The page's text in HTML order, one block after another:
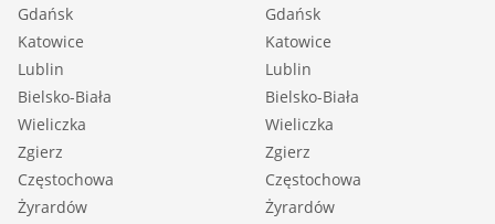
Gdańsk
Katowice
Lublin
Bielsko-Biała
Wieliczka
Zgierz
Częstochowa
Żyrardów
Gdańsk
Katowice
Lublin
Bielsko-Biała
Wieliczka
Zgierz
Częstochowa
Żyrardów